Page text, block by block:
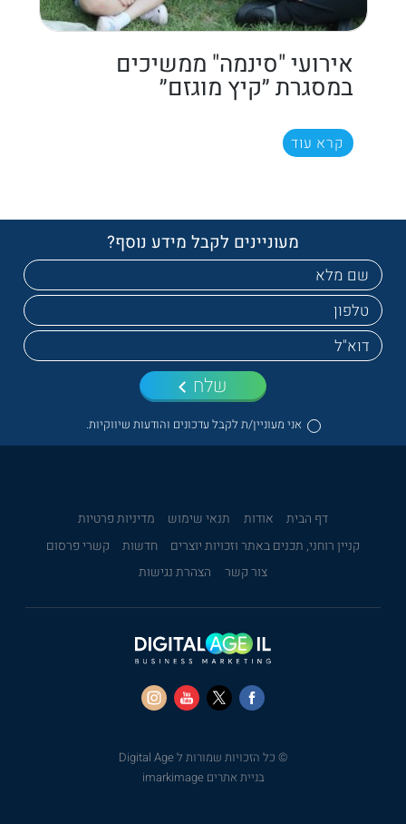
אירועי "סינמה" ממשיכים
במסגרת ״קיץ מוגזם״
קרא עוד
מעוניינים לקבל מידע נוסף?
אני מעוניין/ת לקבל עדכונים והודעות שיווקיות.
שלח
דף הבית אודות תנאי שימוש
מדיניות פרטיות
קניין רוחני, תכנים באתר וזכויות יוצרים
חדשות
קשרי פרסום
צור קשר
הצהרת נגישות
© כל הזכויות שמורות ל Digital Age
בניית אתרים imarkimage